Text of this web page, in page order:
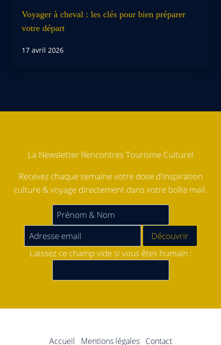
Voyager à cheval : les clés pour bien préparer
votre départ
17 avril 2026
La Newsletter Rencontres Tourisme Culturel
Recevez chaque semaine votre dose d'inspiration
culture & voyage directement dans votre boîte mail.
Laissez ce champ vide si vous êtes humain :
Accueil Mentions légales Contact